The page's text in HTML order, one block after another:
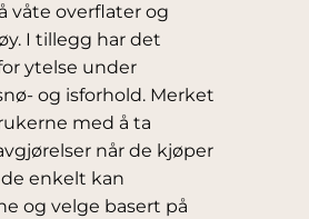
våte overflater og
I tillegg har det
ytelse under
og isforhold. Merket
med å ta
når de kjøper
enkelt kan
og velge basert på